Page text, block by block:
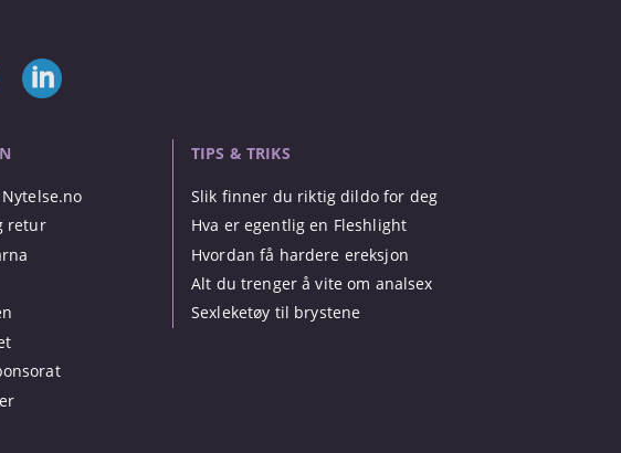
retur
TIPS & TRIKS
Slik finner du riktig dildo for deg
Hva er egentlig en Fleshlight
Hvordan få hardere ereksjon
Alt du trenger å vite om analsex
Sexleketøy til brystene